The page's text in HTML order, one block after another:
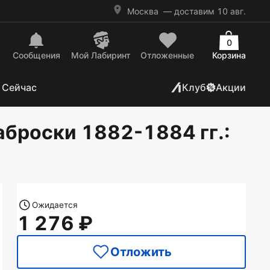
Москва — доставим 10 авг.
Сообщения Mой Лабиринт Отложенные Корзина
0
Клуб Акции
1882-1884 гг.:
Ожидается
1 276
Отложить